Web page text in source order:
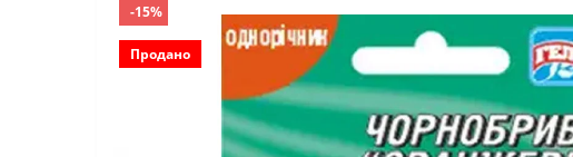
-15%
Продано